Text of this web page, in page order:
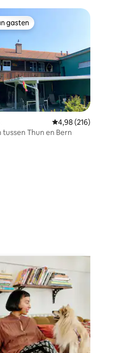
4,94 op 5, 71 recensies
gasten
gasten
Gemiddelde
4,98 (216)
tussen Thun en Bern